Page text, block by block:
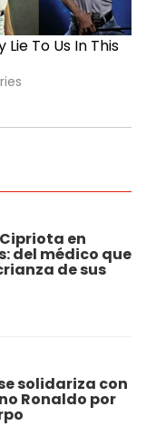
en
del médico que
de sus
solidariza con
Ronaldo por